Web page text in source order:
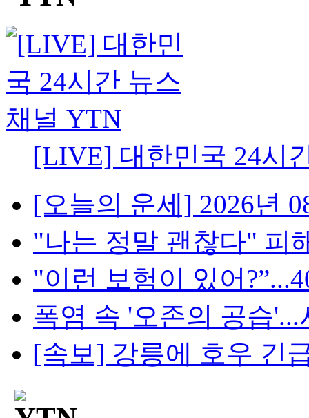
[LIVE] 대한민국 24시
[오늘의 운세] 2026년
"나는 정말 괜찮다" 피
"이런 보험이 있어
폭염 속 '오존의 공습'...
[속보] 강릉에 호우 긴